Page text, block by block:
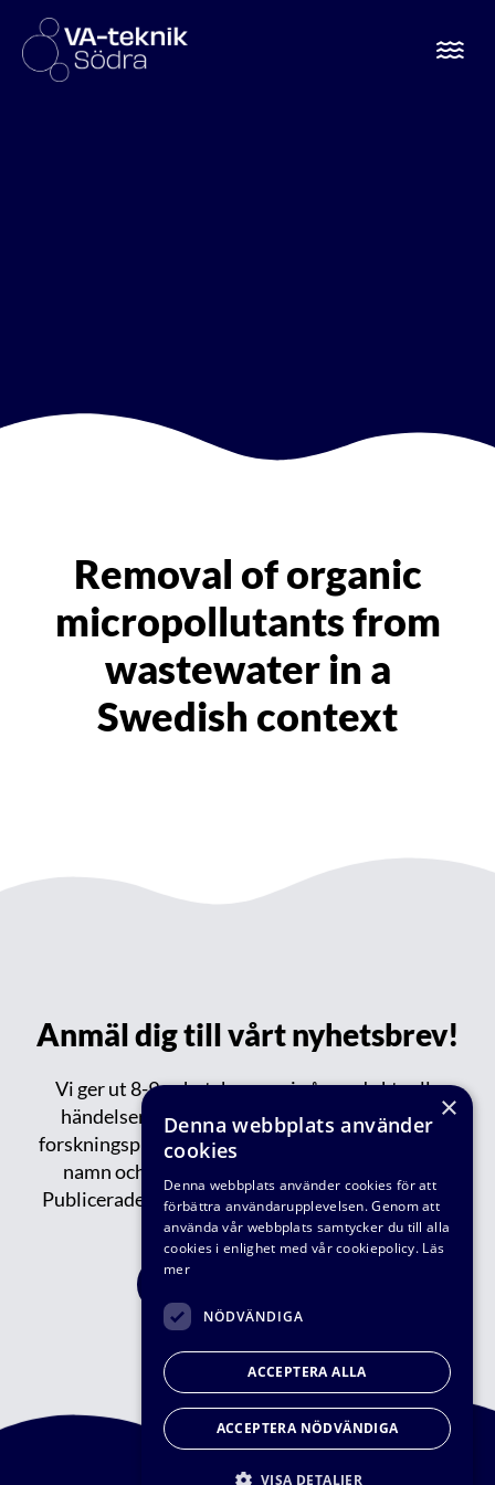
Removal of organic
micropollutants from
wastewater in a
Swedish context
Anmäl dig till vårt nyhetsbrev!
Vi ger ut 8-9 nyhetsbrev varje år med aktuella
händelser inom VA-teknik Södra: reportage,
forskningsprojekt, publikationer, events, nytt om
namn och tips om spännande saker på gång.
Publicerade/tidigare nyhetsbrev kan du läsa här.
×
Denna webbplats använder
cookies
Denna webbplats använder cookies för att
förbättra användarupplevelsen. Genom att
använda vår webbplats samtycker du till alla
cookies i enlighet med vår cookiepolicy. Läs
mer
NÖDVÄNDIGA
ACCEPTERA ALLA
ACCEPTERA NÖDVÄNDIGA
VISA DETALJER